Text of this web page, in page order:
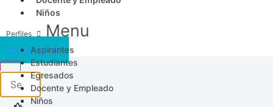
Niños
Menu
Aspirantes
Estudiantes
Egresados
Docente y Empleado
Niños
Acceso SICAU